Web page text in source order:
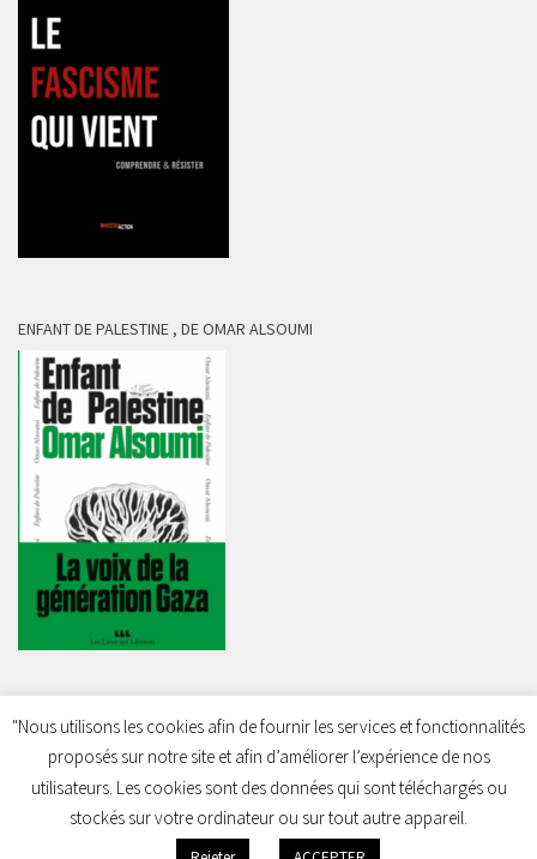
ENFANT DE PALESTINE , DE OMAR ALSOUMI
Charleroi Pour la Palestine © 2026. Tous droits réservés.
"Nous utilisons les cookies afin de fournir les services et fonctionnalités
proposés sur notre site et afin d’améliorer l’expérience de nos
utilisateurs. Les cookies sont des données qui sont téléchargés ou
stockés sur votre ordinateur ou sur tout autre appareil.